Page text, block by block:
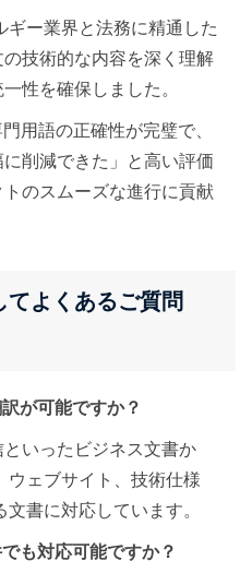
ギー業界と法務に精通した
技術的な内容を深く理解
性を確保しました。
用語の正確性が完璧で、
削減できた」と高い評価
のスムーズな進行に貢献
てよくあるご質問
が可能ですか？
いったビジネス文書か
ウェブサイト、技術仕様
書に対応しています。
も対応可能ですか？